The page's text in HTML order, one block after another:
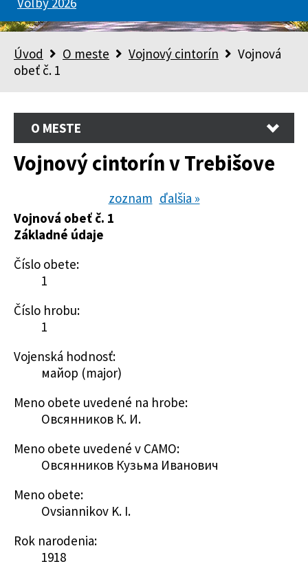
Úvod O meste Vojnový cintorín
Vojnová
obeť č. 1
O MESTE
Vojnový cintorín v Trebišove
zoznam ďalšia »
Vojnová obeť č. 1
Základné údaje
Číslo obete:
1
Číslo hrobu:
1
Vojenská hodnosť:
майор (major)
Meno obete uvedené na hrobe:
Овсянников К. И.
Meno obete uvedené v CAMO:
Овсянников Кузьма Иванович
Meno obete:
Ovsiannikov K. I.
Rok narodenia:
1918